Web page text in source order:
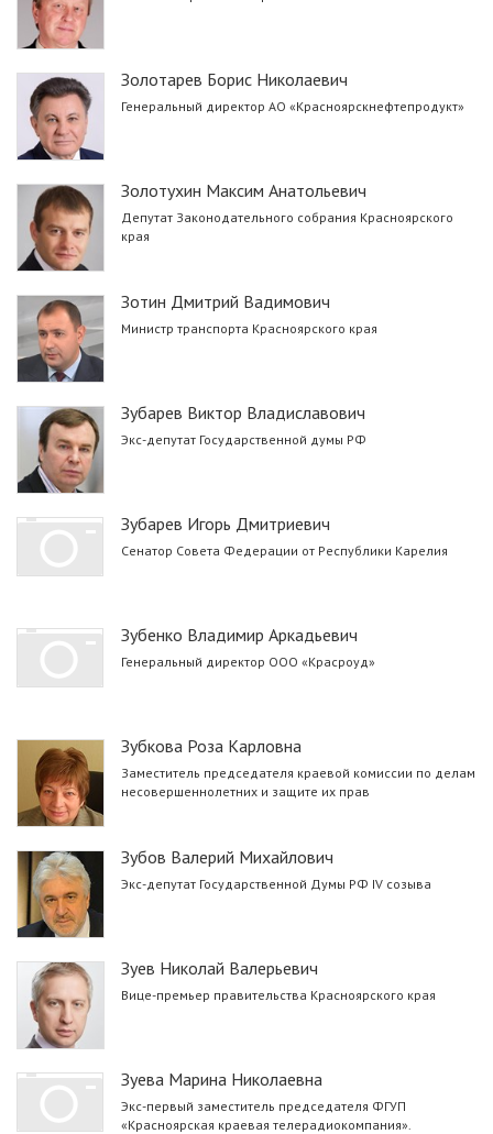
Золотарев Борис Николаевич
Генеральный директор АО «Красноярскнефтепродукт»
Золотухин Максим Анатольевич
Депутат Законодательного собрания Красноярского
края
Зотин Дмитрий Вадимович
Министр транспорта Красноярского края
Зубарев Виктор Владиславович
Экс-депутат Государственной думы РФ
Зубарев Игорь Дмитриевич
Сенатор Совета Федерации от Республики Карелия
Зубенко Владимир Аркадьевич
Генеральный директор ООО «Красроуд»
Зубкова Роза Карловна
Заместитель председателя краевой комиссии по делам
несовершеннолетних и защите их прав
Зубов Валерий Михайлович
Экс-депутат Государственной Думы РФ IV созыва
Зуев Николай Валерьевич
Вице-премьер правительства Красноярского края
Зуева Марина Николаевна
Экс-первый заместитель председателя ФГУП
«Красноярская краевая телерадиокомпания».